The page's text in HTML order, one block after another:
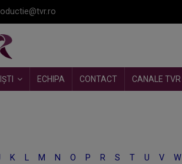
ECHIPA CONTACT CANALE TVR
K L M N O P R S T U V W